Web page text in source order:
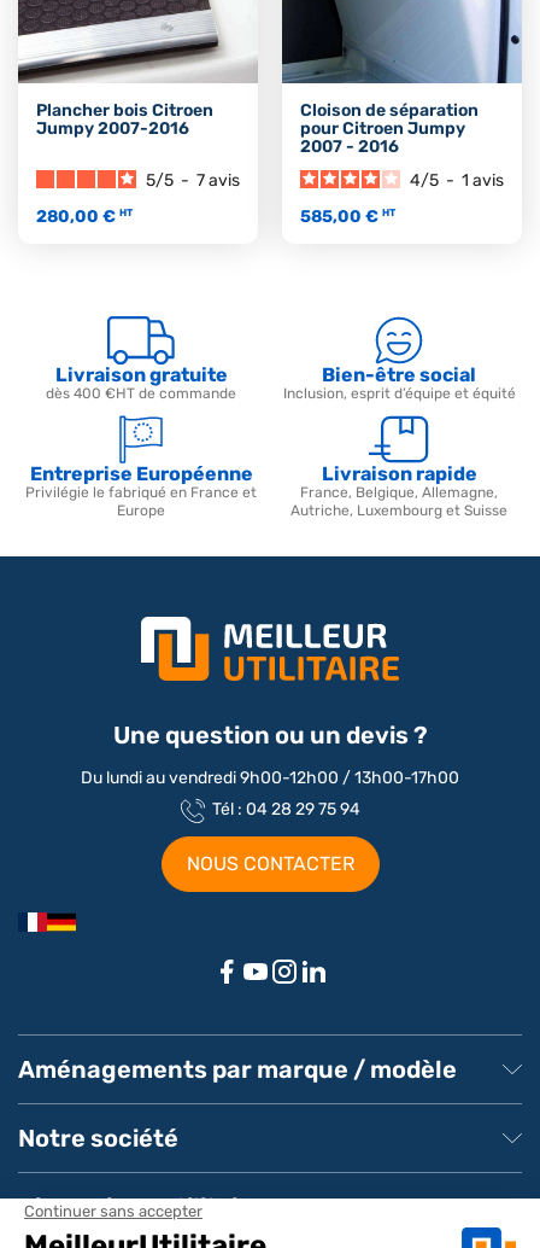
Plancher bois Citroen
Jumpy 2007-2016
5/5 - 7avis
280,00 € HT
Cloison de séparation
pour Citroen Jumpy
2007 - 2016
4/5 - 1 avis
585,00 € HT
Livraison gratuite
dès 400 €HT de commande
Bien-être social
Inclusion, esprit d’équipe et équité
Entreprise Européenne
Privilégie le fabriqué en France et
Europe
Livraison rapide
France, Belgique, Allemagne,
Autriche, Luxembourg et Suisse
Une question ou un devis ?
Du lundi au vendredi 9h00-12h00 / 13h00-17h00
Tél : 04 28 29 75 94
NOUS CONTACTER
Aménagements par marque / modèle
Aménagement Peugeot Expert
Aménagement Citroen
Aménagement Renault
Aménagement Ford Transit
Notre société
Service client
Pays de livraison
Dimensions utilitaires